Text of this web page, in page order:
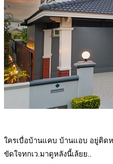
ใครเบื่อบ้านแคบ บ้านแอบ อยู่ติด
ขัดใจทกเว.มาดูหลังนี้เล้ยย..